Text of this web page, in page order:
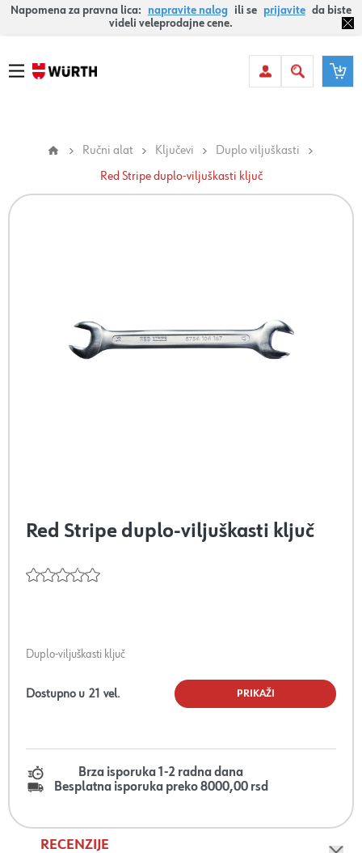
Napomena za pravna lica: napravite nalog ili se prijavite da biste
videli veleprodajne cene.
Ručni alat Ključevi
Duplo viljuškasti
Red Stripe duplo-viljuškasti ključ
Red Stripe duplo-viljuškasti ključ
Duplo-viljuškasti ključ
Dostupno u 21 vel. PRIKAŽI
Brza isporuka 1-2 radna dana
Besplatna isporuka preko 8000,00 rsd
RECENZIJE